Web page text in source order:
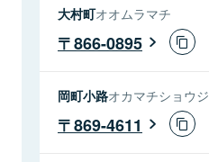
大村町オオムラマチ
866-0895
岡町小路オカマチショウジ
869-4611